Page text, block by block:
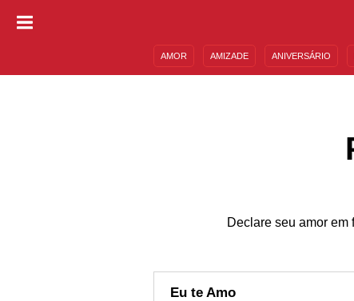
AMOR AMIZADE ANIVERSÁRIO
Declare seu amor
Eu te Amo